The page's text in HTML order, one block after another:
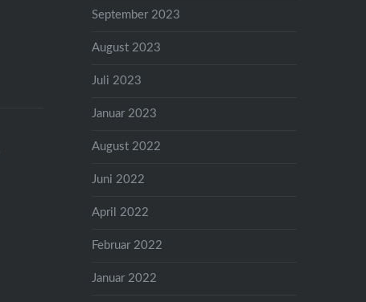
September 2023
August 2023
Juli 2023
Januar 2023
August 2022
Juni 2022
April 2022
Februar 2022
Januar 2022